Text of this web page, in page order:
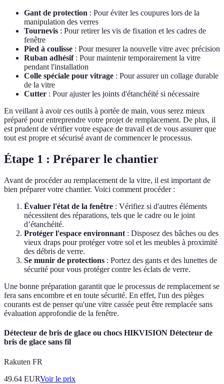
Gant de protection : Pour éviter les coupures lors de la
manipulation des verres
Tournevis : Pour retirer les vis de fixation et les cadres de
fenêtre
Pied à coulisse : Pour mesurer la nouvelle vitre avec précision
Ruban adhésif: Pour maintenir temporairement la vitre
pendant l'installation
Colle spéciale pour vitrage : Pour assurer un collage durable
de la vitre
Cutter : Pour ajuster les joints d'étanchéité si nécessaire
En veillant à avoir ces outils à portée de main, vous serez mieux
préparé pour entreprendre votre projet de remplacement. De plus, il
est prudent de vérifier votre espace de travail et de vous assurer que
tout est propre et sécurisé avant de commencer le processus.
Étape 1 : Préparer le chantier
Avant de procéder au remplacement de la vitre, il est important de
bien préparer votre chantier. Voici comment procéder :
Évaluer l'état de la fenêtre : Vérifiez si d'autres éléments
nécessitent des réparations, tels que le cadre ou le joint
d’étanchéité.
Protéger l'espace environnant : Disposez des bâches ou des
vieux draps pour protéger votre sol et les meubles à proximité
des débris de verre.
Se munir de protections : Portez des gants et des lunettes de
sécurité pour vous protéger contre les éclats de verre.
Une bonne préparation garantit que le processus de remplacement se
fera sans encombre et en toute sécurité. En effet, l'un des pièges
courants est de penser qu'une vitre cassée peut être remplacée sans
évaluation approfondie de la fenêtre.
Détecteur de bris de glace ou chocs HIKVISION Détecteur de
bris de glace sans fil
Rakuten FR
49.64 EURVoir le prix